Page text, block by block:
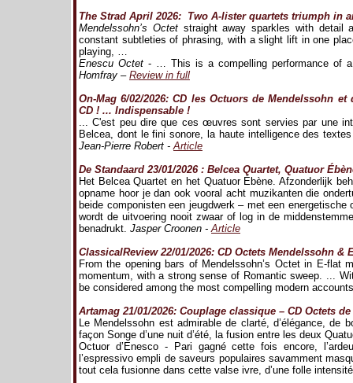
The Strad April 2026: Two A-lister quartets triumph in
Mendelssohn’s Octetstraight away sparkles with detail
constant subtleties of phrasing, with a slight lift in one
playing, …
Enescu Octet- … This is a compelling performance of a
Homfray – Review in full
On-Mag 6/02/2026: CD les Octuors de Mendelssohn
CD ! ... Indispensable !
... C'est peu dire que ces œuvres sont servies par une
Belcea, dont le fini sonore, la haute intelligence des
Jean-Pierre Robert -Article
De Standaard 23/01/2026 : Belcea Quartet, Quatuor
Het Belcea Quartet en het Quatuor Ébène. Afzonderlijk
opname hoor je dan ook vooral acht muzikanten die
beide componisten een jeugdwerk – met een
wordt de uitvoering nooit zwaar of log in de
benadrukt. Jasper Croonen -Article
ClassicalReview 22/01/2026: CD Octets Mendelssohn &
From the opening bars of Mendelssohn’s Octet in E-
momentum, with a strong sense of Romantic sweep. ...
be considered among the most compelling modern
Artamag 21/01/2026: Couplage classique – CD Octets
Le Mendelssohn est admirable de clarté, d’élégance,
façon Songe d’une nuit d’été, la fusion entre les deux
Octuor d’Enesco - Pari gagné cette fois encore,
l’espressivo empli de saveurs populaires savamment
tout cela fusionne dans cette valse ivre, d’une folle